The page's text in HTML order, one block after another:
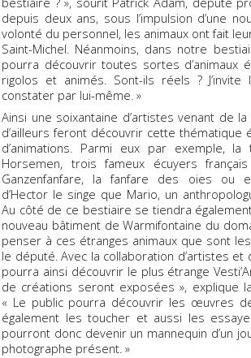
depuis deux ans, sous l’impulsion d’une
volonté du personnel, les animaux ont fait
Saint-Michel. Néanmoins, dans notre
pourra découvrir toutes sortes d’animaux
rigolos et animés. Sont-ils réels ?
constater par lui-même. »
Ainsi une soixantaine d’artistes venant de
d’ailleurs feront découvrir cette thématique
d’animations. Parmi eux par exemple,
Horsemen, trois fameux écuyers
Ganzenfanfare, la fanfare des oies ou
d’Hector le singe que Mario, un
Au côté de ce bestiaire se tiendra
nouveau bâtiment de Warmifontaine du
penser à ces étranges animaux que sont
le député. Avec la collaboration d’artistes et
pourra ainsi découvrir le plus étrange
de créations seront exposées », explique
« Le public pourra découvrir les œuvres
également les toucher et aussi les
pourront donc devenir un mannequin d’un
photographe présent. »